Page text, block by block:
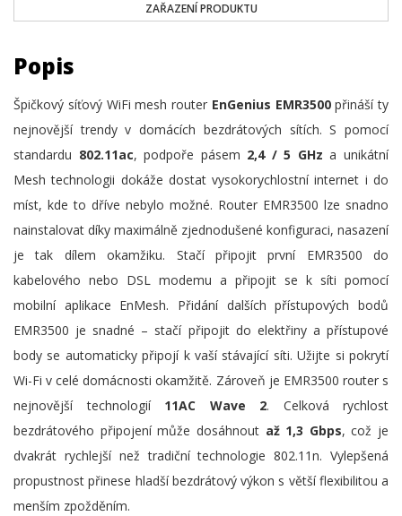
ZAŘAZENÍ PRODUKTU
Popis
Špičkový síťový WiFi mesh router EnGenius EMR3500přináší ty
nejnovější trendy v domácích bezdrátových sítích. S pomocí
standardu 802.11ac, podpoře pásem 2,4 / 5 GHza unikátní
Mesh technologii dokáže dostat vysokorychlostní internet i do
míst, kde to dříve nebylo možné. Router EMR3500 lze snadno
nainstalovat díky maximálně zjednodušené konfiguraci, nasazení
je tak dílem okamžiku. Stačí připojit první EMR3500 do
kabelového nebo DSL modemu a připojit se k síti pomocí
mobilní aplikace EnMesh. Přidání dalších přístupových bodů
EMR3500 je snadné – stačí připojit do elektřiny a přístupové
body se automaticky připojí k vaší stávající síti. Užijte si pokrytí
Wi-Fi v celé domácnosti okamžitě. Zároveň je EMR3500 router s
nejnovější technologií 11AC Wave 2. Celková rychlost
bezdrátového připojení může dosáhnout až 1,3 Gbps, což je
dvakrát rychlejší než tradiční technologie 802.11n. Vylepšená
propustnost přinese hladší bezdrátový výkon s větší flexibilitou a
menším zpožděním.